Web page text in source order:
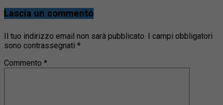
Lascia un commento
Il tuo indirizzo email non sarà pubblicato. I campi obbligatori
sono contrassegnati *
Commento *